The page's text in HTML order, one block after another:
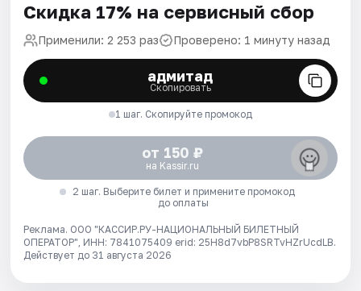
Скидка 17% на сервисный сбор
Применили: 2 253 раз Проверено: 1 минуту назад
адмитад
Скопировать
1 шаг. Скопируйте промокод
от 150 ₽
на Kassir.ru
2 шаг. Выберите билет и примените промокод
до оплаты
Реклама. ООО "КАССИР.РУ-НАЦИОНАЛЬНЫЙ БИЛЕТНЫЙ
ОПЕРАТОР", ИНН: 7841075409 erid: 25H8d7vbP8SRTvHZrUcdLB.
Действует до 31 августа 2026